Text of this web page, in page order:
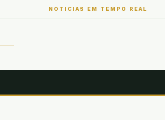
NOTICIAS EM TEMPO REAL